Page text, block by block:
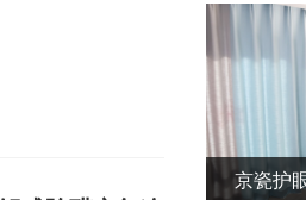
京瓷护